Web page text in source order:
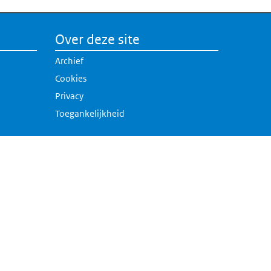
Over deze site
Archief
Cookies
Privacy
Toegankelijkheid